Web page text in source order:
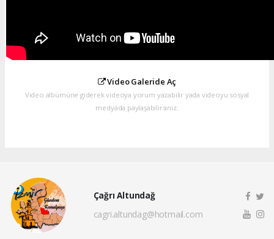
Video Galeride Aç
Video albümüne giderek videoya yorum yazabilir yada videoyu sosyal
medyada paylaşabilirsiniz.
Çağrı Altundağ
cagri.altundag@hotmail.com